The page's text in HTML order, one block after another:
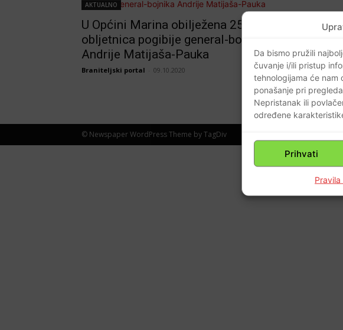
Da bismo pružili
čuvanje i/ili pristup
tehnologijama će nam
ponašanje pri
Nepristanak ili
određene
Prihvati
AKTUALNO
U Općini Marina obilježena 25.
obljetnica pogibije general-bojnika
Andrije Matijaša-Pauka
Braniteljski portal 09.10.2020 0
© Newspaper WordPress Theme by TagDiv